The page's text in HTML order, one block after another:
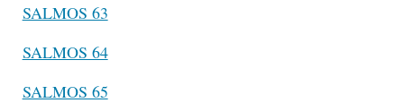
SALMOS 63
SALMOS 64
SALMOS 65